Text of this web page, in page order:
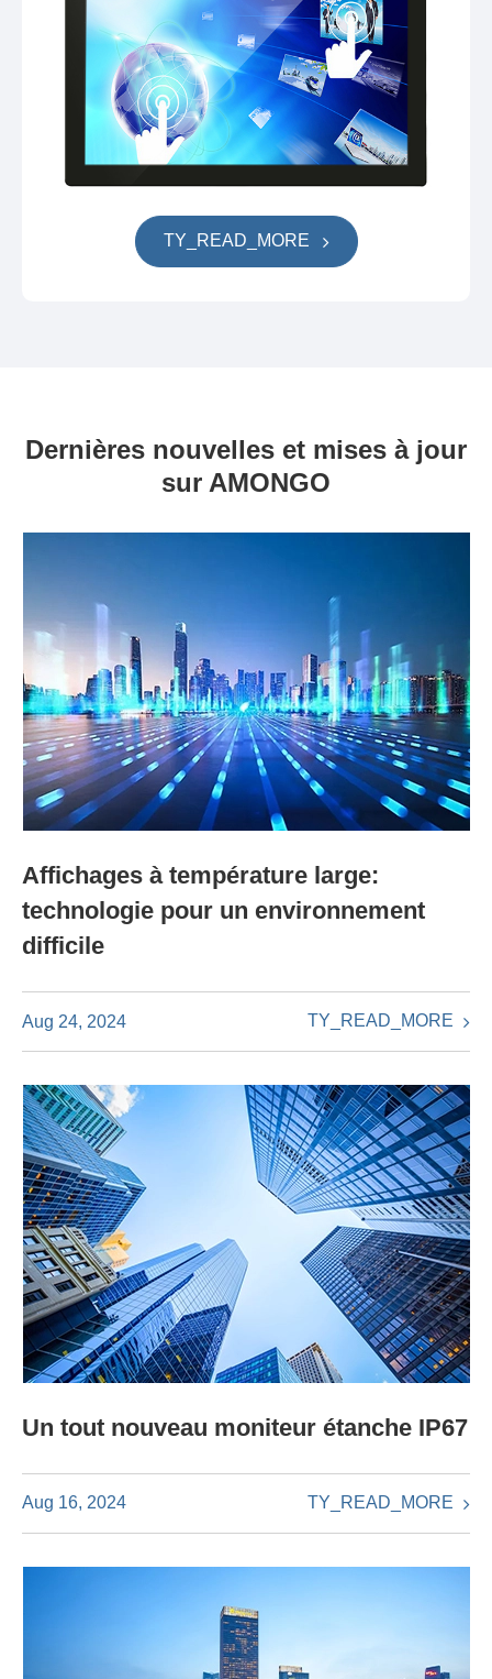
TY_READ_MORE
Dernières nouvelles et mises à jour
sur AMONGO
Affichages à température large:
technologie pour un environnement
difficile
Aug 24, 2024 TY_READ_MORE
Un tout nouveau moniteur étanche IP67
Aug 16, 2024 TY_READ_MORE